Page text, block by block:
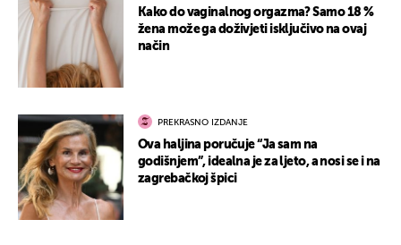
Kako do vaginalnog orgazma? Samo 18 %
žena može ga doživjeti isključivo na ovaj
način
PREKRASNO IZDANJE
Ova haljina poručuje “Ja sam na
godišnjem”, idealna je za ljeto, a nosi se i na
zagrebačkoj špici